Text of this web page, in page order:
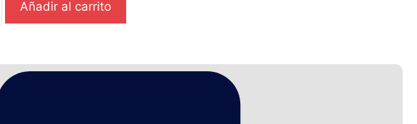
Añadir al carrito